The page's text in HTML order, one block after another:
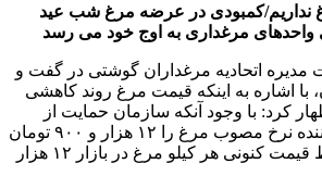
نداریم/کمبودی در عرضه مرغ شب عید
واحدهای مرغداری به اوج خود می رسد
اتحادیه مرغداران گوشتی در گفت و
با اشاره به اینکه قیمت مرغ روند کاهشی
کرد: با وجود آنکه سازمان حمایت از
تولیدکننده و مصرف کننده نرخ مصوب مرغ را ۱۲ هزار و ۹۰۰ تومان
اعلام کرده، اما متوسط قیمت کنونی هر کیلو مرغ در بازار ۱۲ هزار